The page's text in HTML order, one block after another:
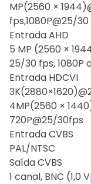
MP(2560 ×
fps,1080P@25/
Entrada AHD
5 MP (2560 ×
25/30 fps, 1080P
Entrada HDCVI
4MP(2560 ×
720P@25/30fps
Entrada CVBS
PAL/NTSC
Saída CVBS
1 canal, BNC (1,0